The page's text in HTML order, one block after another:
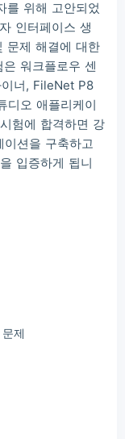
를 위해 고안되었
인터페이스 생
문제 해결에 대한
워크플로우 센
너, FileNet P8
디오 애플리케이
험에 합격하면 강
션을 구축하고
입증하게 됩니
제